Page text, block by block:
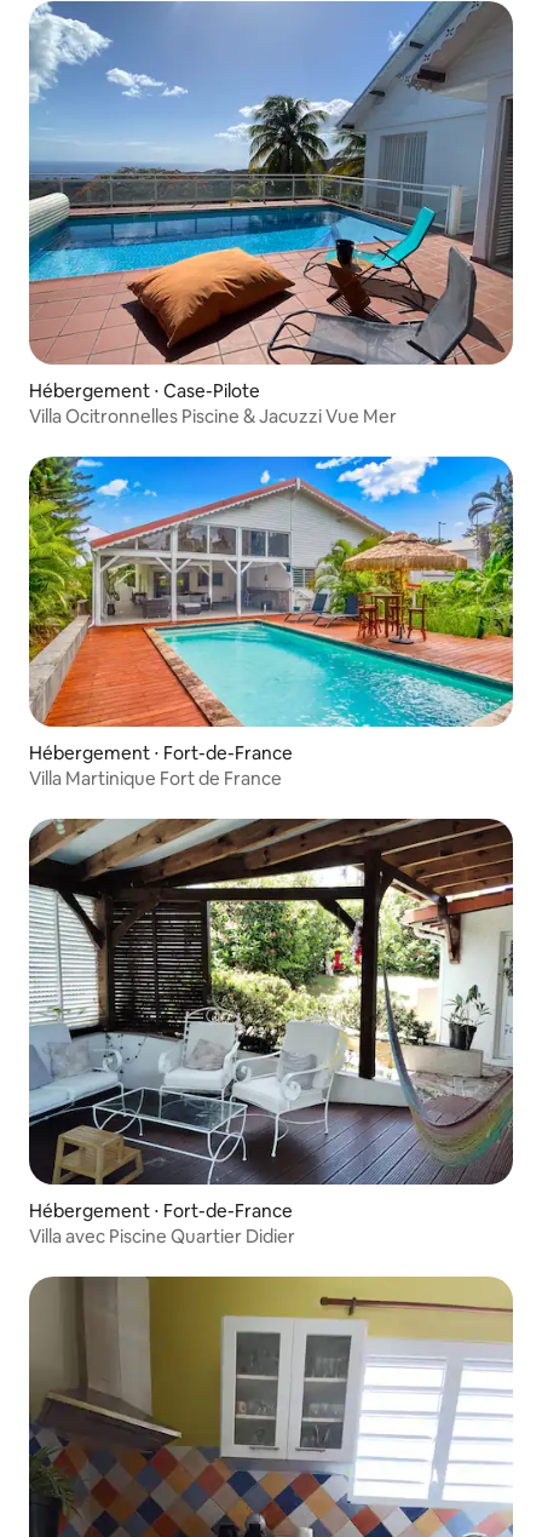
Hébergement ⋅ Case-Pilote
Villa Ocitronnelles Piscine & Jacuzzi Vue Mer
Hébergement ⋅ Fort-de-France
Villa Martinique Fort de France
Hébergement ⋅ Fort-de-France
Villa avec Piscine Quartier Didier